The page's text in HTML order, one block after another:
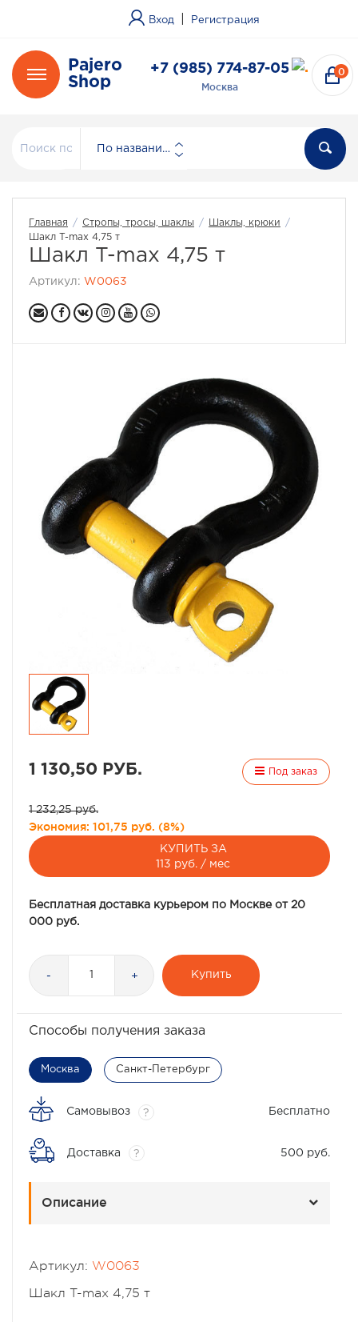
Вход Регистрация
Pajero
Shop
+7 (985) 774-87-05
Москва
0
По названию
Главная / Стропы, тросы, шаклы / Шаклы, крюки
/
Шакл T-max 4,75 т
Шакл T-max 4,75 т
Артикул: W0063
1 130,50 РУБ. Под заказ
1 232,25 руб.
Экономия: 101,75 руб. (8%)
КУПИТЬ ЗА
113 руб. / мес
Бесплатная доставка курьером по Москве от 20
000 руб.
- + Купить
Способы получения заказа
Москва Санкт-Петербург
Самовывоз ? Бесплатно
Доставка ? 500 руб.
Описание
Артикул: W0063
Шакл T-max 4,75 т